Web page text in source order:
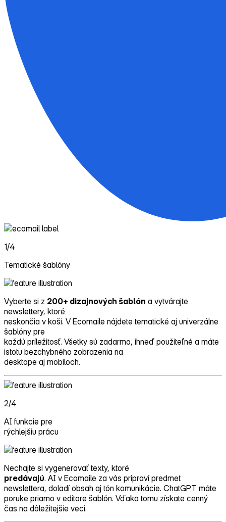
1/4
Tematické šablóny
Vyberte si z 200+ dizajnových šablón a vytvárajte
newslettery, ktoré
neskončia v koši. V Ecomaile nájdete tematické aj univerzálne
šablóny pre
každú príležitosť. Všetky sú zadarmo, ihneď použiteľné a máte
istotu bezchybného zobrazenia na
desktope aj mobiloch.
2/4
AI funkcie pre
rýchlejšiu prácu
Nechajte si vygenerovať texty, ktoré
predávajú. AI v Ecomaile za vás pripraví predmet
newslettera, doladí obsah aj tón komunikácie. ChatGPT máte
poruke priamo v editore šablón. Vďaka tomu získate cenný
čas na dôležitejšie veci.